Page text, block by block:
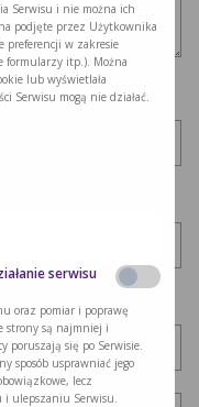
Serwisu i nie można ich
podjęte przez Użytkownika
preferencji w zakresie
formularzy itp.). Można
lub wyświetlała
Serwisu mogą nie działać.
serwisu
oraz pomiar i poprawę
strony są najmniej i
poruszają się po Serwisie.
sposób usprawniać jego
lecz
i ulepszaniu Serwisu.